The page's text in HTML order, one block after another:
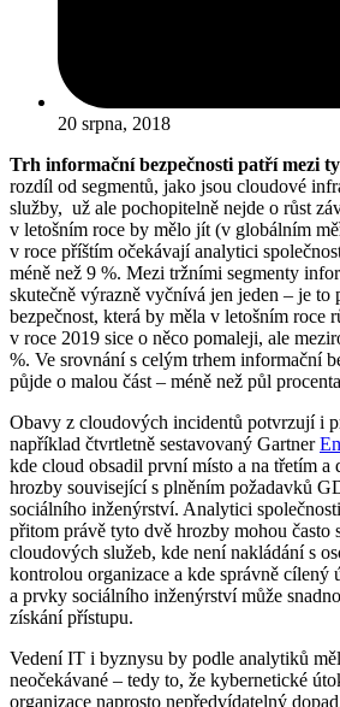
20 srpna, 2018
Trh informační bezpečnosti patří mezi
rozdíl od segmentů, jako jsou cloudové
služby, už ale pochopitelně nejde o růst
v letošním roce by mělo jít (v globálním
v roce příštím očekávají analytici
méně než 9 %. Mezi tržními segmenty
skutečně výrazně vyčnívá jen jeden – je to
bezpečnost, která by měla v letošním roce
v roce 2019 sice o něco pomaleji, ale
%. Ve srovnání s celým trhem informační
půjde o malou část – méně než půl
Obavy z cloudových incidentů potvrzují i
například čtvrtletně sestavovaný Gartner
kde cloud obsadil první místo a na třetím a
hrozby související s plněním požadavků
sociálního inženýrství. Analytici
přitom právě tyto dvě hrozby mohou často
cloudových služeb, kde není nakládání s
kontrolou organizace a kde správně
a prvky sociálního inženýrství může
získání přístupu.
Vedení IT i byznysu by podle analytiků
neočekávané – tedy to, že kybernetické
organizace naprosto nepředvídatelný